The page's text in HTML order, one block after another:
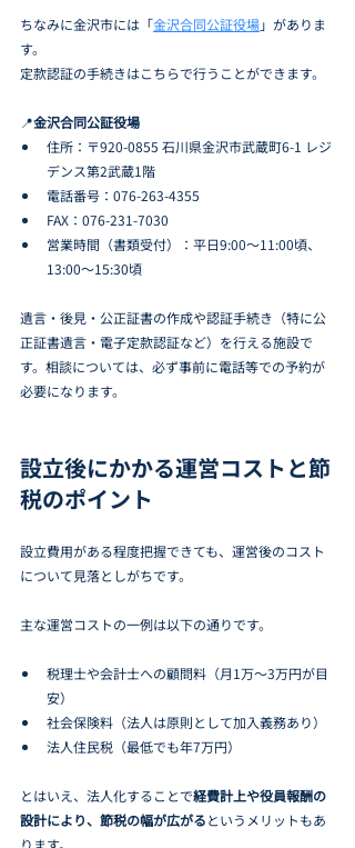
ちなみに金沢市には「金沢合同公証役場」がありま
す。
定款認証の手続きはこちらで行うことができます。
📍金沢合同公証役場
住所：〒920-0855 石川県金沢市武蔵町6-1 レジ
デンス第2武蔵1階
電話番号：076-263-4355
FAX：076-231-7030
営業時間（書類受付）：平日9:00～11:00頃、
13:00～15:30頃
遺言・後見・公正証書の作成や認証手続き（特に公
正証書遺言・電子定款認証など）を行える施設で
す。相談については、必ず事前に電話等での予約が
必要になります。
設立後にかかる運営コストと節
税のポイント
設立費用がある程度把握できても、運営後のコスト
について見落としがちです。
主な運営コストの一例は以下の通りです。
税理士や会計士への顧問料（月1万〜3万円が目
安）
社会保険料（法人は原則として加入義務あり）
法人住民税（最低でも年7万円）
とはいえ、法人化することで経費計上や役員報酬の
設計により、節税の幅が広がるというメリットもあ